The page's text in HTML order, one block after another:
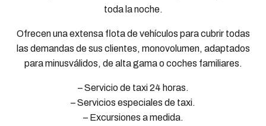
toda la noche.
Ofrecen una extensa flota de vehículos para cubrir todas
las demandas de sus clientes, monovolumen, adaptados
para minusválidos, de alta gama o coches familiares.
– Servicio de taxi 24 horas.
– Servicios especiales de taxi.
– Excursiones a medida.